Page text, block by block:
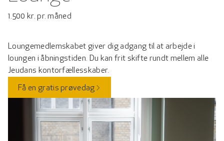
1.500 kr. pr. måned
Loungemedlemskabet giver dig adgang til at arbejde i
loungen i åbningstiden. Du kan frit skifte rundt mellem alle
Jeudans kontorfællesskaber.
Få en gratis prøvedag